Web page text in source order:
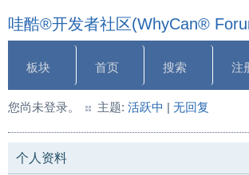
哇酷®开发者社区(WhyCan®
板块 首页 搜索 注
您尚未登录。 主题: 活跃中 | 无回复
个人资料